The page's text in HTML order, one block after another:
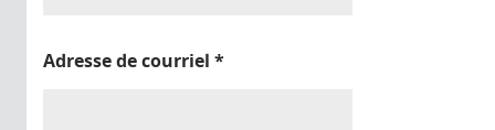
Adresse de courriel *